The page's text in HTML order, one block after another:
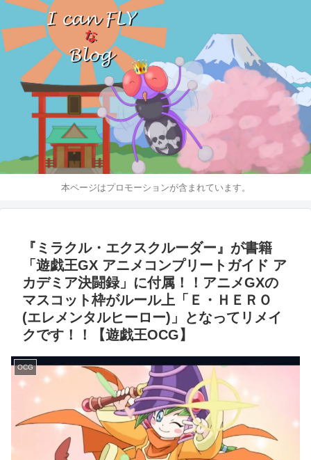
本ページはプロモーションが含まれています。
『ミラクル・エクスクルーダー』が書籍
「遊戯王GX アニメコンプリートガイド ア
カデミア決闘録」に付属！！アニメGXの
マスコット枠がルール上「Ｅ・ＨＥＲＯ
(エレメンタルヒーロー)」となってリメイ
クです！！【遊戯王OCG】
OCG